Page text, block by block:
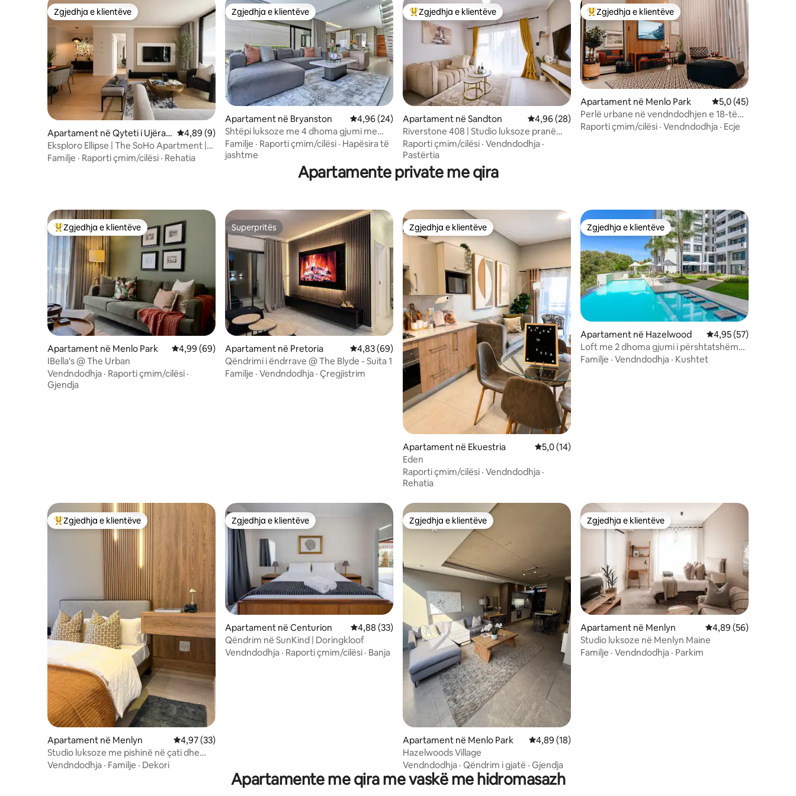
Zgjedhja e klientëve
Zgjedhja e klientëve
Apartament në Qyteti i Ujërav
e
Vlerësimi mesatar 4,89 nga 5, 9 vlerësime
4,89 (9)
Eksploro Ellipse | The SoHo Apartment |
Waterfall
Familje · Raporti çmim/cilësi · Rehatia
Zgjedhja e klientëve
Zgjedhja e klientëve
Apartament në Bryanston Vlerësimi mesatar 4,96 nga 5, 24 vlerësime
4,96 (24)
Shtëpi luksoze me 4 dhoma gjumi me
banjo
Familje · Raporti çmim/cilësi · Hapësira të
jashtme
Më të mirat e zgjedhjeve të klientëve
Zgjedhja e klientëve
Apartament në Sandton Vlerësimi mesatar 4,96 nga 5, 28 vlerësime
4,96 (28)
Riverstone 408 | Studio luksoze pranë
Montecasino
Raporti çmim/cilësi · Vendndodhja ·
Pastërtia
Më të mirat e zgjedhjeve të klientëve
Zgjedhja e klientëve
Apartament në Menlo Park Vlerësimi mesatar
5,0 (45)
Perlë urbane në vendndodhjen e 18-të
kryesore
Raporti çmim/cilësi · Vendndodhja · Ecje
Apartamente private me qira
Më të mirat e zgjedhjeve të klientëve
Zgjedhja e klientëve
Apartament në Menlo Park Vlerësimi mesatar 4,99 nga 5, 69 vlerësime
4,99 (69)
IBella's @ The Urban
Vendndodhja · Raporti çmim/cilësi ·
Gjendja
Superpritës
Superpritës
Apartament në Pretoria Vlerësimi mesatar 4,83 nga 5, 69 vlerësime
4,83 (69)
Qëndrimi i ëndrrave @ The Blyde - Suita 1
Familje · Vendndodhja · Çregjistrim
Zgjedhja e klientëve
Zgjedhja e klientëve
Apartament në Ekuestria Vlerësimi mesatar 5,0 nga 5, 14 vlerësime
5,0 (14)
Eden
Raporti çmim/cilësi · Vendndodhja ·
Rehatia
Zgjedhja e klientëve
Zgjedhja e klientëve
Apartament në Hazelwood Vlerësimi mesatar
4,95 (57)
Loft me 2 dhoma gjumi i përshtatshëm
për familje*Menlyn Maine*5 minuta me
Familje · Vendndodhja · Kushtet
Më të mirat e zgjedhjeve të klientëve
Zgjedhja e klientëve
Apartament në Menlyn Vlerësimi mesatar 4,97 nga 5, 33 vlerësime
4,97 (33)
Studio luksoze me pishinë në çati dhe
restorant në vend
Vendndodhja · Familje · Dekori
Zgjedhja e klientëve
Zgjedhja e klientëve
Apartament në Centurion Vlerësimi mesatar 4,88 nga 5, 33 vlerësime
4,88 (33)
Qëndrim në SunKind | Doringkloof
Vendndodhja · Raporti çmim/cilësi · Banja
Zgjedhja e klientëve
Zgjedhja e klientëve
Apartament në Menlo Park Vlerësimi mesatar 4,89 nga 5, 18 vlerësime
4,89 (18)
Hazelwoods Village
Vendndodhja · Qëndrim i gjatë · Gjendja
Zgjedhja e klientëve
Zgjedhja e klientëve
Apartament në Menlyn Vlerësimi mesatar
4,89 (56)
Studio luksoze në Menlyn Maine
Familje · Vendndodhja · Parkim
Apartamente me qira me vaskë me hidromasazh